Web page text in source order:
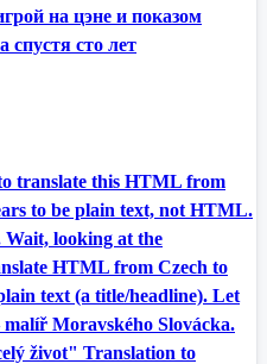
на цэне и показом
спустя сто лет
translate this HTML from
to be plain text, not HTML.
Wait, looking at the
HTML from Czech to
text (a title/headline). Let
Moravského Slovácka.
život" Translation to